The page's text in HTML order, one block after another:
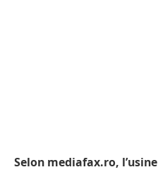
Selon mediafax.ro, l’usine